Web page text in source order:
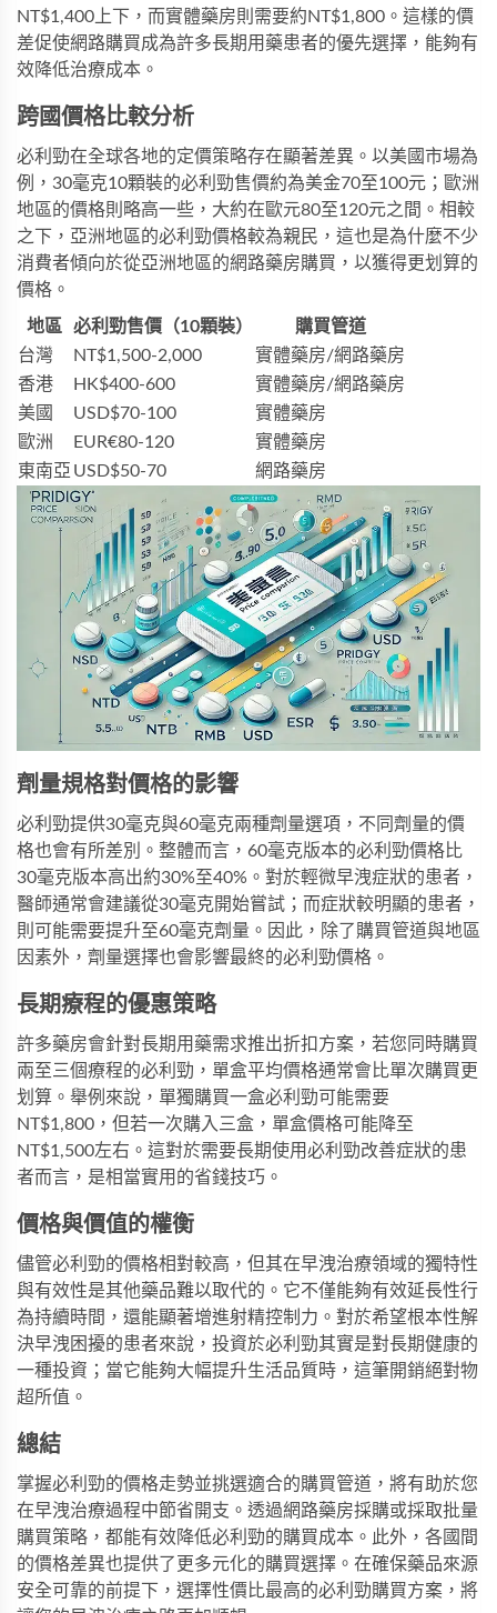
NT$1,400上下，而實體藥房則需要約NT$1,800。這樣的價
差促使網路購買成為許多長期用藥患者的優先選擇，能夠有
效降低治療成本。
跨國價格比較分析
必利勁在全球各地的定價策略存在顯著差異。以美國市場為
例，30毫克10顆裝的必利勁售價約為美金70至100元；歐洲
地區的價格則略高一些，大約在歐元80至120元之間。相較
之下，亞洲地區的必利勁價格較為親民，這也是為什麼不少
消費者傾向於從亞洲地區的網路藥房購買，以獲得更划算的
價格。
地區 必利勁售價（10顆裝）
購買管道
台灣
NT$1,500-2,000
實體藥房/網路藥房
香港
HK$400-600
實體藥房/網路藥房
美國
USD$70-100
實體藥房
歐洲
EUR€80-120
實體藥房
東南亞 USD$50-70 網路藥房
劑量規格對價格的影響
必利勁提供30毫克與60毫克兩種劑量選項，不同劑量的價
格也會有所差別。整體而言，60毫克版本的必利勁價格比
30毫克版本高出約30%至40%。對於輕微早洩症狀的患者，
醫師通常會建議從30毫克開始嘗試；而症狀較明顯的患者，
則可能需要提升至60毫克劑量。因此，除了購買管道與地區
因素外，劑量選擇也會影響最終的必利勁價格。
長期療程的優惠策略
許多藥房會針對長期用藥需求推出折扣方案，若您同時購買
兩至三個療程的必利勁，單盒平均價格通常會比單次購買更
划算。舉例來說，單獨購買一盒必利勁可能需要
NT$1,800，但若一次購入三盒，單盒價格可能降至
NT$1,500左右。這對於需要長期使用必利勁改善症狀的患
者而言，是相當實用的省錢技巧。
價格與價值的權衡
儘管必利勁的價格相對較高，但其在早洩治療領域的獨特性
與有效性是其他藥品難以取代的。它不僅能夠有效延長性行
為持續時間，還能顯著增進射精控制力。對於希望根本性解
決早洩困擾的患者來說，投資於必利勁其實是對長期健康的
一種投資；當它能夠大幅提升生活品質時，這筆開銷絕對物
超所值。
總結
掌握必利勁的價格走勢並挑選適合的購買管道，將有助於您
在早洩治療過程中節省開支。透過網路藥房採購或採取批量
購買策略，都能有效降低必利勁的購買成本。此外，各國間
的價格差異也提供了更多元化的購買選擇。在確保藥品來源
安全可靠的前提下，選擇性價比最高的必利勁購買方案，將